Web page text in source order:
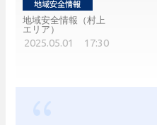
地域安全情報（村上
エリア）
2025.05.01 17:30